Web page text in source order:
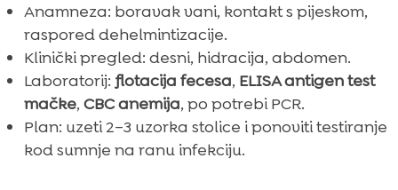
Anamneza: boravak vani, kontakt s pijeskom,
raspored dehelmintizacije.
Klinički pregled: desni, hidracija, abdomen.
Laboratorij: flotacija fecesa, ELISA antigen test
mačke, CBC anemija, po potrebi PCR.
Plan: uzeti 2–3 uzorka stolice i ponoviti testiranje
kod sumnje na ranu infekciju.